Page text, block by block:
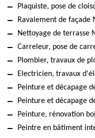
Plaquiste, pose de
Ravalement de façade
Nettoyage de terrasse
Carreleur, pose de
Plombier, travaux de
Electricien, travaux
Peinture et décapage
Peinture et décapage
Peinture, rénovation
Peintre en bâtiment